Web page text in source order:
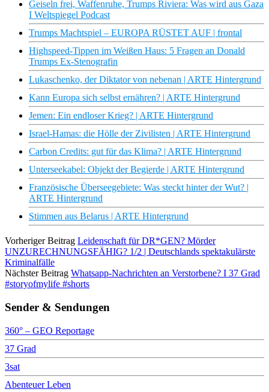
Geiseln frei, Waffenruhe, Trumps Riviera: Was wird aus Gaza
I Weltspiegel Podcast
Trumps Machtspiel – EUROPA RÜSTET AUF | frontal
Highspeed-Tippen im Weißen Haus: 5 Fragen an Donald
Trumps Ex-Stenografin
Lukaschenko, der Diktator von nebenan | ARTE Hintergrund
Kann Europa sich selbst ernähren? | ARTE Hintergrund
Jemen: Ein endloser Krieg? | ARTE Hintergrund
Israel-Hamas: die Hölle der Zivilisten | ARTE Hintergrund
Carbon Credits: gut für das Klima? | ARTE Hintergrund
Unterseekabel: Objekt der Begierde | ARTE Hintergrund
Französische Überseegebiete: Was steckt hinter der Wut? |
ARTE Hintergrund
Stimmen aus Belarus | ARTE Hintergrund
Vorheriger Beitrag Leidenschaft für DR*GEN? Mörder
UNZURECHNUNGSFÄHIG? 1/2 | Deutschlands spektakulärste
Kriminalfälle
Nächster Beitrag Whatsapp-Nachrichten an Verstorbene? I 37 Grad
#storyofmylife #shorts
Sender & Sendungen
360° – GEO Reportage
37 Grad
3sat
Abenteuer Leben